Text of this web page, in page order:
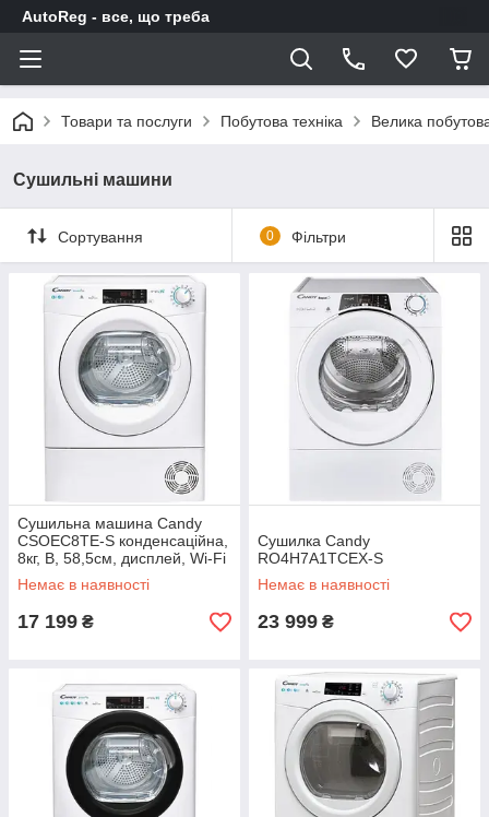
AutoReg - все, що треба
Товари та послуги Побутова техніка Велика
Сушильні машини
Сортування 0 Фільтри
Сушильна машина Candy
CSOEC8TE-S конденсаційна,
8кг, B, 58,5см, дисплей, Wi-Fi
+ Bluetooth, білий
Немає в наявності
17 199 ₴
Сушилка Candy
RO4H7A1TCEX-S
Немає в наявності
23 999 ₴